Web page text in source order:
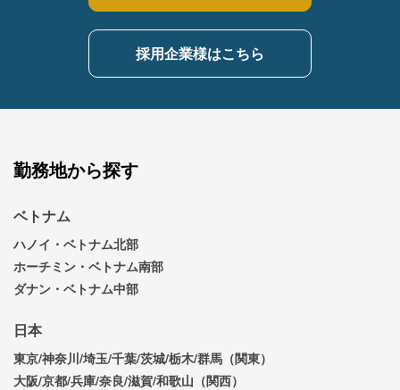
採用企業様はこちら
勤務地から探す
ベトナム
ハノイ・ベトナム北部
ホーチミン・ベトナム南部
ダナン・ベトナム中部
日本
東京/神奈川/埼玉/千葉/茨城/栃木/群馬（関東）
大阪/京都/兵庫/奈良/滋賀/和歌山（関西）